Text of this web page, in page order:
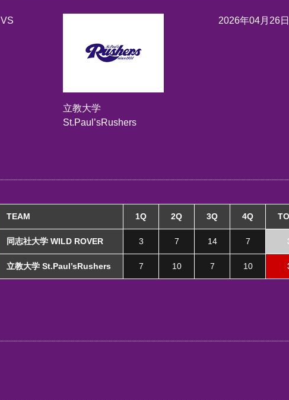
VS
立教大学
St.Paul’sRushers
2026年04月26日
TEAM 1Q 2Q 3Q 4Q
同志社大学 WILD ROVER 3 7 14 7
立教大学 St.Paul’sRushers 7 10 7 10